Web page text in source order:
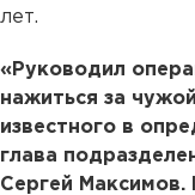
лет.
«Руководил
нажиться за
известного в
глава
Сергей Максимов.